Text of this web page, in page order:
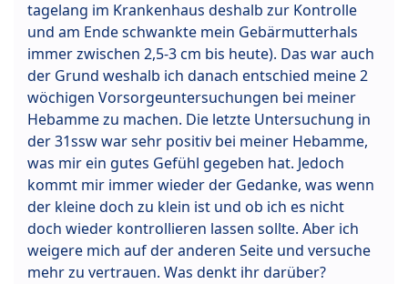
tagelang im Krankenhaus deshalb zur Kontrolle
und am Ende schwankte mein Gebärmutterhals
immer zwischen 2,5-3 cm bis heute). Das war auch
der Grund weshalb ich danach entschied meine 2
wöchigen Vorsorgeuntersuchungen bei meiner
Hebamme zu machen. Die letzte Untersuchung in
der 31ssw war sehr positiv bei meiner Hebamme,
was mir ein gutes Gefühl gegeben hat. Jedoch
kommt mir immer wieder der Gedanke, was wenn
der kleine doch zu klein ist und ob ich es nicht
doch wieder kontrollieren lassen sollte. Aber ich
weigere mich auf der anderen Seite und versuche
mehr zu vertrauen. Was denkt ihr darüber?